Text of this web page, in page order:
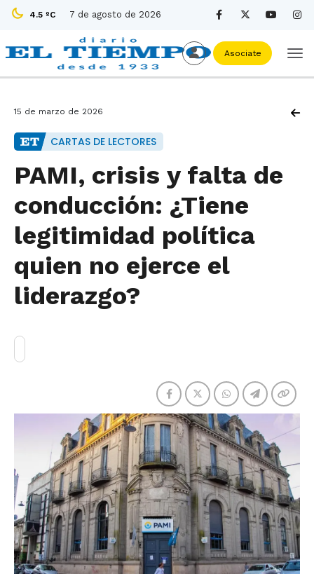
4.5 ºC 7 de agosto de 2026
Asociate
15 de marzo de 2026
CARTAS DE LECTORES
PAMI, crisis y falta de
conducción: ¿Tiene
legitimidad política
quien no ejerce el
liderazgo?